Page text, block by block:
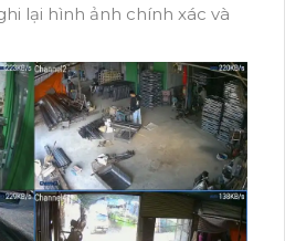
lại hình ảnh chính xác và